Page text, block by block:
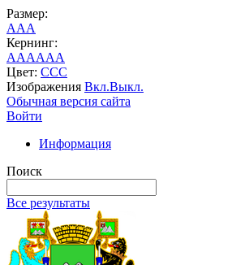
Размер:
AAA
Кернинг:
AAAAAA
Цвет: CCC
Изображения Вкл.Выкл.
Обычная версия сайта
Войти
Информация
Поиск
Все результаты